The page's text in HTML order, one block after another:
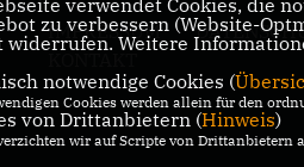
IMPRESSUM
verwendet Cookies, die
zu verbessern (Website-
widerrufen. Weitere
notwendige Cookies (
Cookies werden allein für den
von Drittanbietern (Hinweis)
wir auf Scripte von Drittanbietern